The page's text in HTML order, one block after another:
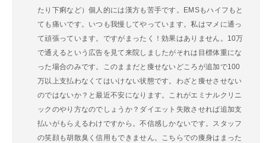
たり下痢など）個人的には漢方も苦手です。EMSもハイフもと
ても痛いです。いつも我慢してやっています。私はマメに通っ
て頑張っています。ですがまったく！効果はありません。10万
で通えるという広告を見て来院しましたがそれは目標体重にな
った場合のみです。このままだと痩せないどころが追加で100
万以上支払わなくてはいけない状態です。わざと痩せさせない
のではないか？と最近不安になります。これがエミナルクリニ
ックのやり方なのでしょうか？ダイエット失敗させれば追加支
払いがもらえるわけですから。不信感しかないです。スタッフ
の笑顔も胡散臭く信用もできません。こちらでの痩身はまった